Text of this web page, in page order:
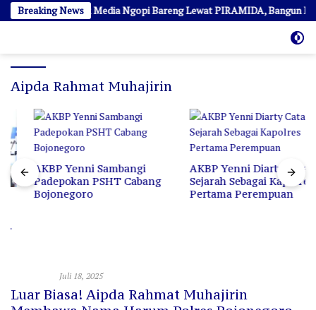
Langsung
ke
Breaking News
Diarty Ajak Awak Media Ngopi Bareng Lewat PIRAMIDA, Bangun
Aipda Rahmat Muhajirin
AKBP Yenni Sambangi
Padepokan PSHT Cabang
Bojonegoro
AKBP Yenni Diarty Catat
Sejarah Sebagai Kapolres
Pertama Perempuan
Juli 18, 2025
Luar Biasa! Aipda Rahmat Muhajirin